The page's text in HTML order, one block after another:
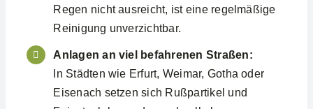
Regen nicht ausreicht, ist eine regelmäßige
Reinigung unverzichtbar.
Anlagen an viel befahrenen Straßen:
In Städten wie Erfurt, Weimar, Gotha oder
Eisenach setzen sich Rußpartikel und